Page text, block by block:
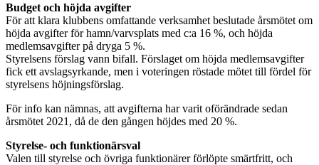
Budget och höjda avgifter
För att klara klubbens omfattande verksamhet beslutade årsmötet om
höjda avgifter för hamn/varvsplats med c:a 16 %, och höjda
medlemsavgifter på dryga 5 %.
Styrelsens förslag vann bifall. Förslaget om höjda medlemsavgifter
fick ett avslagsyrkande, men i voteringen röstade mötet till fördel för
styrelsens höjningsförslag.
För info kan nämnas, att avgifterna har varit oförändrade sedan
årsmötet 2021, då de den gången höjdes med 20 %.
Styrelse- och funktionärsval
Valen till styrelse och övriga funktionärer förlöpte smärtfritt, och